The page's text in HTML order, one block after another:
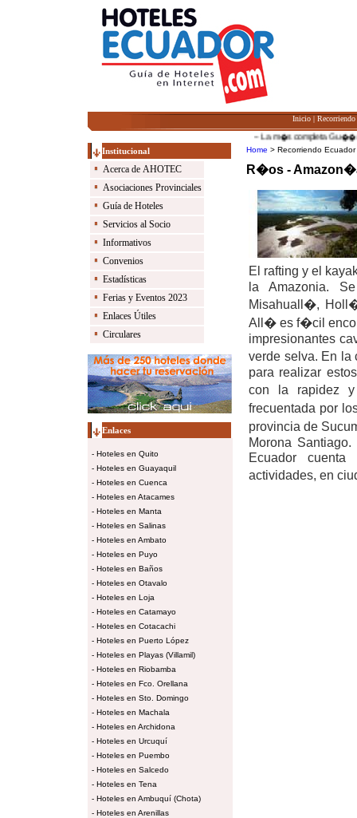
Inicio | Recorriendo
-- La m�s completa Gu��a
Institucional
Acerca de AHOTEC
Asociaciones Provinciales
Guía de Hoteles
Servicios al Socio
Informativos
Convenios
Estadísticas
Ferias y Eventos 2023
Enlaces Útiles
Circulares
Enlaces
- Hoteles en Quito
- Hoteles en Guayaquil
- Hoteles en Cuenca
- Hoteles en Atacames
- Hoteles en Manta
- Hoteles en Salinas
- Hoteles en Ambato
- Hoteles en Puyo
- Hoteles en Baños
- Hoteles en Otavalo
- Hoteles en Loja
- Hoteles en Catamayo
- Hoteles en Cotacachi
- Hoteles en Puerto López
- Hoteles en Playas (Villamil)
- Hoteles en Riobamba
- Hoteles en Fco. Orellana
- Hoteles en Sto. Domingo
- Hoteles en Machala
- Hoteles en Archidona
- Hoteles en Urcuquí
- Hoteles en Puembo
- Hoteles en Salcedo
- Hoteles en Tena
- Hoteles en Ambuquí (Chota)
- Hoteles en Arenillas
Home > Recorriendo
R�os -
El rafting y el
la Amazonia.
Misahuall�,
All� es f�cil
impresionantes
verde selva. En la
para realizar
con la rapidez
frecuentada por
provincia de
Morona
Ecuador
actividades, en